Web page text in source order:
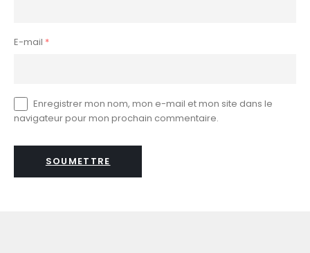
E-mail *
Enregistrer mon nom, mon e-mail et mon site dans le
navigateur pour mon prochain commentaire.